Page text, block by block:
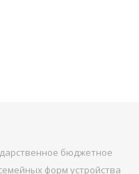
бюджетное
форм устройства